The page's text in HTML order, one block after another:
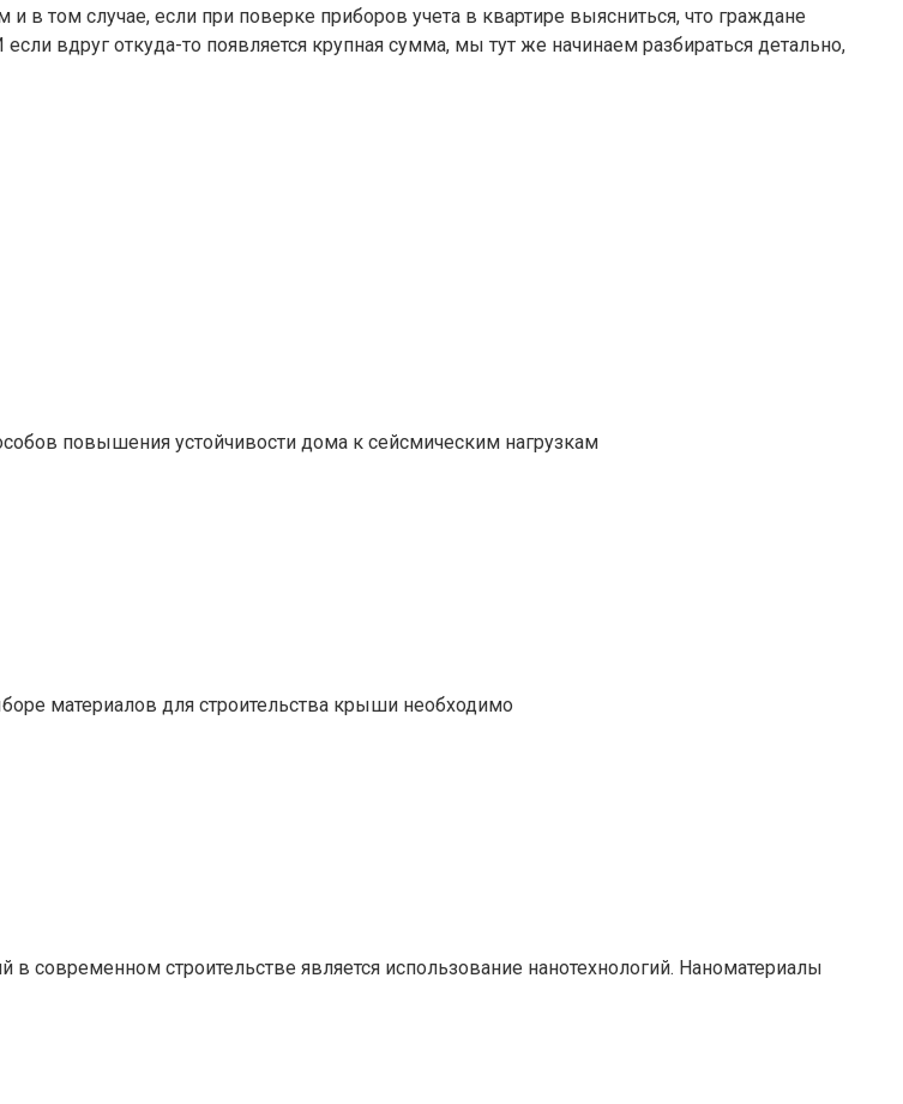
том случае, если при поверке приборов учета в квартире выясниться, что граждане
вдруг откуда-то появляется крупная сумма, мы тут же начинаем разбираться детально,
повышения устойчивости дома к сейсмическим нагрузкам
материалов для строительства крыши необходимо
современном строительстве является использование нанотехнологий. Наноматериалы